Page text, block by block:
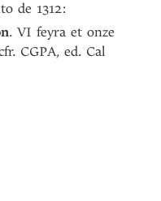
de 1312:
. VI feyra et onze
CGPA, ed. Cal